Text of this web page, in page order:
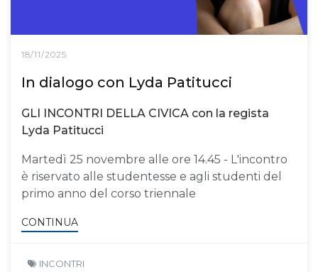
18/11/2025
In dialogo con Lyda Patitucci
GLI INCONTRI DELLA CIVICA con la regista
Lyda Patitucci
Martedì 25 novembre alle ore 14.45 - L'incontro
è riservato alle studentesse e agli studenti del
primo anno del corso triennale
CONTINUA
INCONTRI